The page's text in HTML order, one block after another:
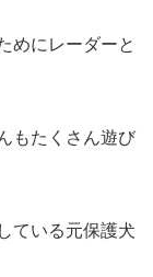
めにレーダーと
もたくさん遊び
ている元保護犬